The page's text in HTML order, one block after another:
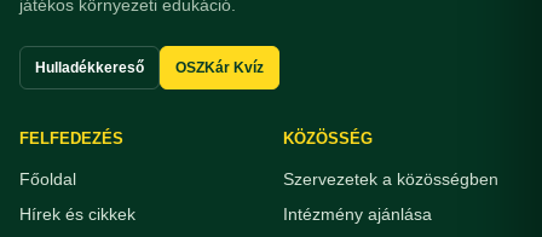
játékos környezeti edukáció.
Hulladékkereső OSZKár Kvíz
FELFEDEZÉS
Főoldal
Hírek és cikkek
KÖZÖSSÉG
Szervezetek a közösségben
Intézmény ajánlása